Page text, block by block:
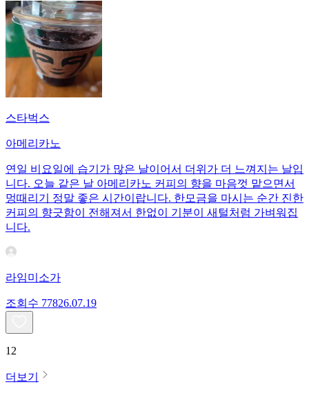
스타벅스
아메리카노
연일 비요일에 습기가 많은 날이어서 더위가 더 느껴지는 날입
니다. 오늘 같은 날 아메리카노 커피의 향을 마음껏 맡으면서
멍때리기 정말 좋은 시간이랍니다. 한모금을 마시는 순간 진한
커피의 향긋함이 전해져서 한없이 기분이 새털처럼 가벼워집
니다.
라임미소가
조회수 77826.07.19
12
더보기